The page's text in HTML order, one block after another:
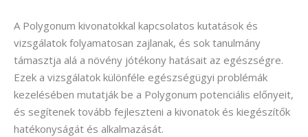
A Polygonum kivonatokkal kapcsolatos kutatások és
vizsgálatok folyamatosan zajlanak, és sok tanulmány
támasztja alá a növény jótékony hatásait az egészségre.
Ezek a vizsgálatok különféle egészségügyi problémák
kezelésében mutatják be a Polygonum potenciális előnyeit,
és segítenek tovább fejleszteni a kivonatok és kiegészítők
hatékonyságát és alkalmazását.